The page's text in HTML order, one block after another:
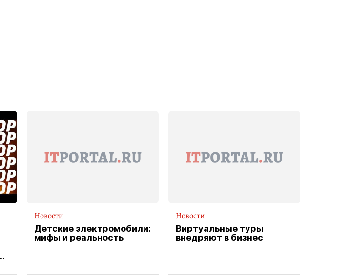
Новости
Детские электромобили:
мифы и реальность
Новости
Виртуальные туры
внедряют в бизнес